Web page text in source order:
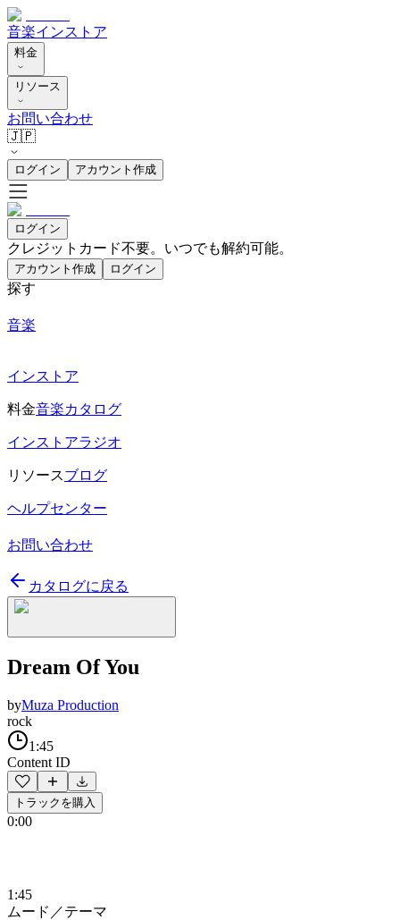
音楽インストア
料金
リソース
お問い合わせ
🇯🇵
ログイン アカウント作成
ログイン
クレジットカード不要。いつでも解約可能。
アカウント作成 ログイン
探す
音楽
インストア
料金音楽カタログ
インストアラジオ
リソースブログ
ヘルプセンター
お問い合わせ
カタログに戻る
Dream Of You
byMuza Production
rock
1:45
Content ID
トラックを購入
0:00
1:45
ムード／テーマ